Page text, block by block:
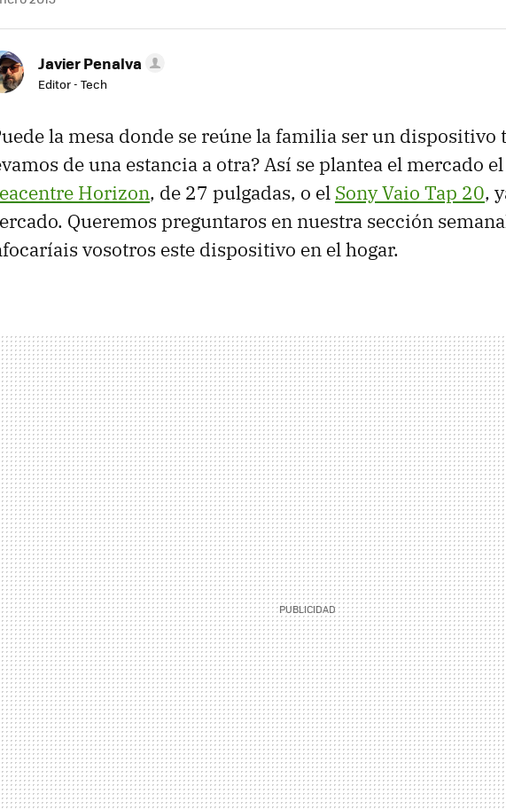
Javier Penalva
Editor - Tech
la mesa donde se reúne la familia ser un dispositivo
de una estancia a otra? Así se plantea el mercado
Horizon, de 27 pulgadas, o el Sony Vaio Tap 20,
Queremos preguntaros en nuestra sección
vosotros este dispositivo en el hogar.